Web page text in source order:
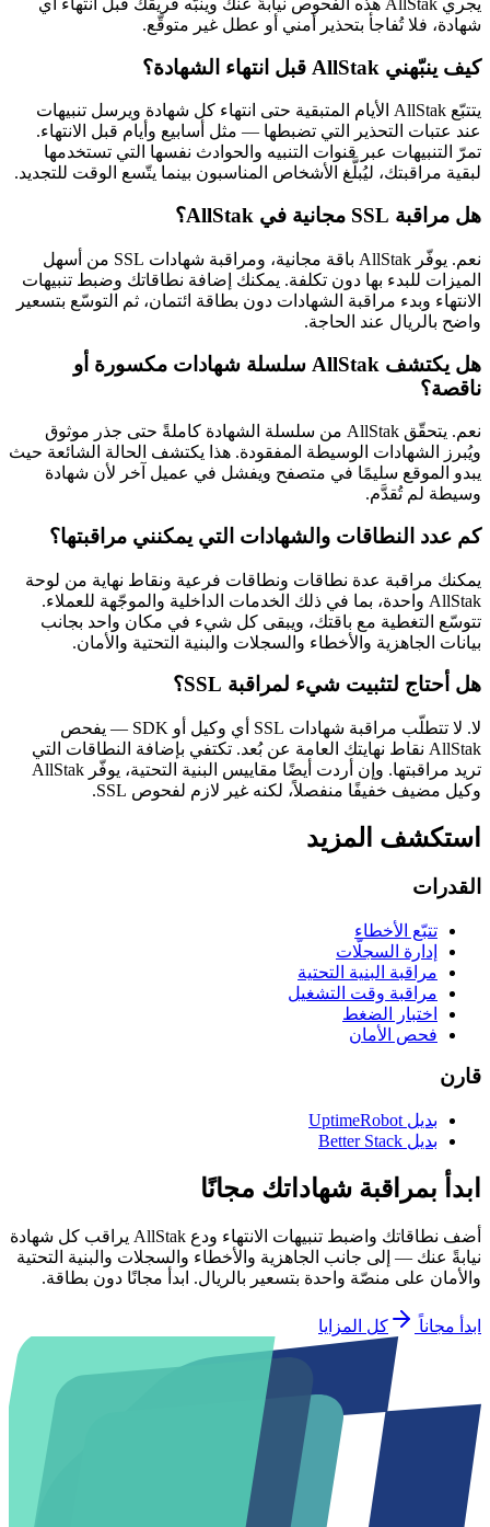
يجري AllStak هذه الفحوص نيابةً عنك وينبّه فريقك قبل انتهاء أي
شهادة، فلا تُفاجأ بتحذير أمني أو عطل غير متوقّع.
كيف ينبّهني AllStak قبل انتهاء الشهادة؟
يتتبّع AllStak الأيام المتبقية حتى انتهاء كل شهادة ويرسل تنبيهات
عند عتبات التحذير التي تضبطها — مثل أسابيع وأيام قبل الانتهاء.
تمرّ التنبيهات عبر قنوات التنبيه والحوادث نفسها التي تستخدمها
لبقية مراقبتك، ليُبلَّغ الأشخاص المناسبون بينما يتّسع الوقت للتجديد.
هل مراقبة SSL مجانية في AllStak؟
نعم. يوفّر AllStak باقة مجانية، ومراقبة شهادات SSL من أسهل
الميزات للبدء بها دون تكلفة. يمكنك إضافة نطاقاتك وضبط تنبيهات
الانتهاء وبدء مراقبة الشهادات دون بطاقة ائتمان، ثم التوسّع بتسعير
واضح بالريال عند الحاجة.
هل يكتشف AllStak سلسلة شهادات مكسورة أو
ناقصة؟
نعم. يتحقّق AllStak من سلسلة الشهادة كاملةً حتى جذر موثوق
ويُبرز الشهادات الوسيطة المفقودة. هذا يكتشف الحالة الشائعة حيث
يبدو الموقع سليمًا في متصفح ويفشل في عميل آخر لأن شهادة
وسيطة لم تُقدَّم.
كم عدد النطاقات والشهادات التي يمكنني مراقبتها؟
يمكنك مراقبة عدة نطاقات ونطاقات فرعية ونقاط نهاية من لوحة
AllStak واحدة، بما في ذلك الخدمات الداخلية والموجّهة للعملاء.
تتوسّع التغطية مع باقتك، ويبقى كل شيء في مكان واحد بجانب
بيانات الجاهزية والأخطاء والسجلات والبنية التحتية والأمان.
هل أحتاج لتثبيت شيء لمراقبة SSL؟
لا. لا تتطلّب مراقبة شهادات SSL أي وكيل أو SDK — يفحص
AllStak نقاط نهايتك العامة عن بُعد. تكتفي بإضافة النطاقات التي
تريد مراقبتها. وإن أردت أيضًا مقاييس البنية التحتية، يوفّر AllStak
وكيل مضيف خفيفًا منفصلاً، لكنه غير لازم لفحوص SSL.
استكشف المزيد
القدرات
تتبّع الأخطاء
إدارة السجلّات
مراقبة البنية التحتية
مراقبة وقت التشغيل
اختبار الضغط
فحص الأمان
قارن
بديل UptimeRobot
بديل Better Stack
ابدأ بمراقبة شهاداتك مجانًا
أضف نطاقاتك واضبط تنبيهات الانتهاء ودع AllStak يراقب كل شهادة
نيابةً عنك — إلى جانب الجاهزية والأخطاء والسجلات والبنية التحتية
والأمان على منصّة واحدة بتسعير بالريال. ابدأ مجانًا دون بطاقة.
ابدأ مجاناً كل المزايا